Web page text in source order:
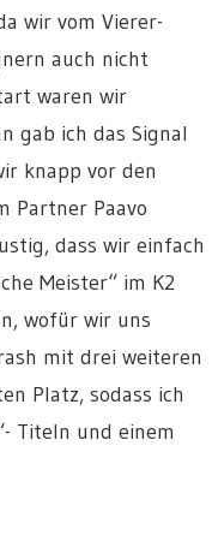
wir vom Vierer-
auch nicht
waren wir
gab ich das Signal
knapp vor den
Partner Paavo
dass wir einfach
Meister“ im K2
wofür wir uns
mit drei weiteren
Platz, sodass ich
Titeln und einem